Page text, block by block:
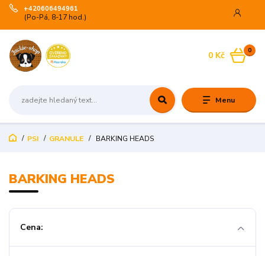
Menu
+420606494961
(Po-Pá, 8-17 hod.)
0
0 Kč
PSI GRANULE BARKING HEADS
BARKING HEADS
Cena: